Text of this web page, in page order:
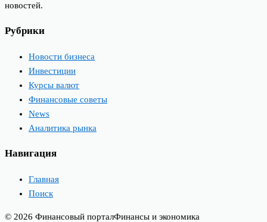
новостей.
Рубрики
Новости бизнеса
Инвестиции
Курсы валют
Финансовые советы
News
Аналитика рынка
Навигация
Главная
Поиск
© 2026 Финансовый порталФинансы и экономика